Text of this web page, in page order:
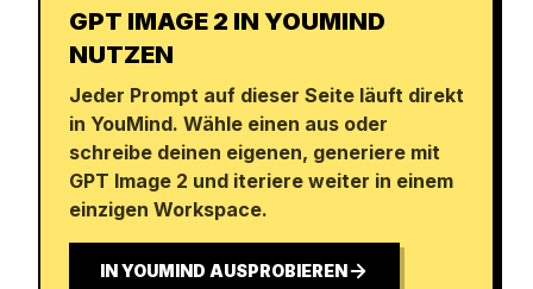
GPT IMAGE 2 IN YOUMIND
NUTZEN
Jeder Prompt auf dieser Seite läuft direkt
in YouMind. Wähle einen aus oder
schreibe deinen eigenen, generiere mit
GPT Image 2 und iteriere weiter in einem
einzigen Workspace.
IN YOUMIND AUSPROBIEREN